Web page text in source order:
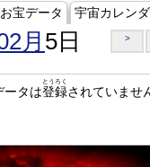
お宝データ 宇宙カレン
月 5日 >
ータは登録
とうろく
されていませ